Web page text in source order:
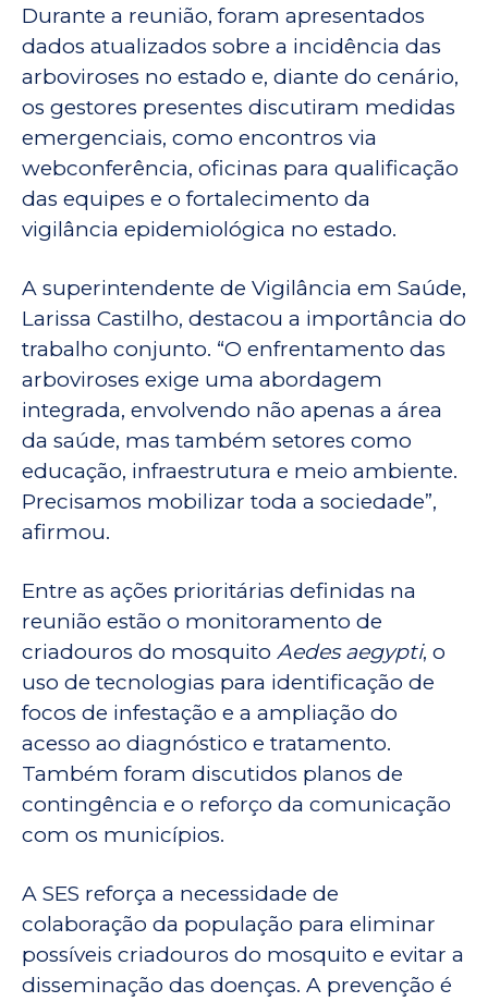
Durante a reunião, foram apresentados
dados atualizados sobre a incidência das
arboviroses no estado e, diante do cenário,
os gestores presentes discutiram medidas
emergenciais, como encontros via
webconferência, oficinas para qualificação
das equipes e o fortalecimento da
vigilância epidemiológica no estado.
A superintendente de Vigilância em Saúde,
Larissa Castilho, destacou a importância do
trabalho conjunto. “O enfrentamento das
arboviroses exige uma abordagem
integrada, envolvendo não apenas a área
da saúde, mas também setores como
educação, infraestrutura e meio ambiente.
Precisamos mobilizar toda a sociedade”,
afirmou.
Entre as ações prioritárias definidas na
reunião estão o monitoramento de
criadouros do mosquito Aedes aegypti, o
uso de tecnologias para identificação de
focos de infestação e a ampliação do
acesso ao diagnóstico e tratamento.
Também foram discutidos planos de
contingência e o reforço da comunicação
com os municípios.
A SES reforça a necessidade de
colaboração da população para eliminar
possíveis criadouros do mosquito e evitar a
disseminação das doenças. A prevenção é